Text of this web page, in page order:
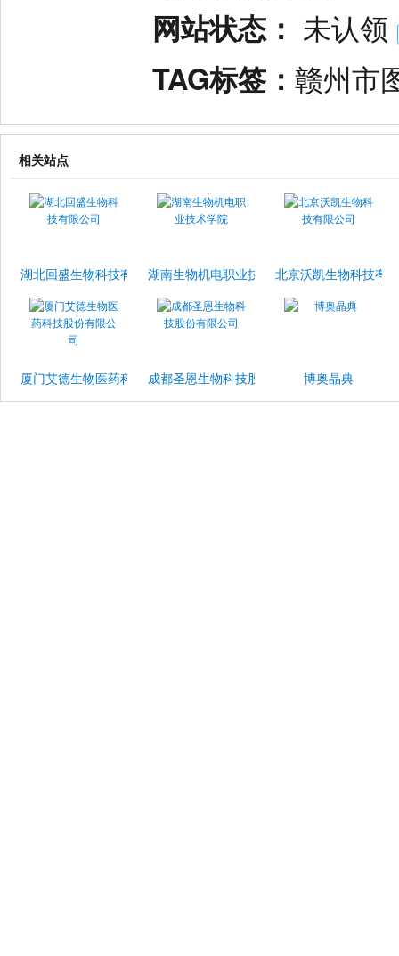
网站状态： 未认领
TAG标签： 赣州市
相关站点
湖北回盛生物科技有限公司湖南生物机电职业技术学院北京沃凯生物科技有
厦门艾德生物医药科技股份有限公司成都圣恩生物科技股份有限公司博奥晶典